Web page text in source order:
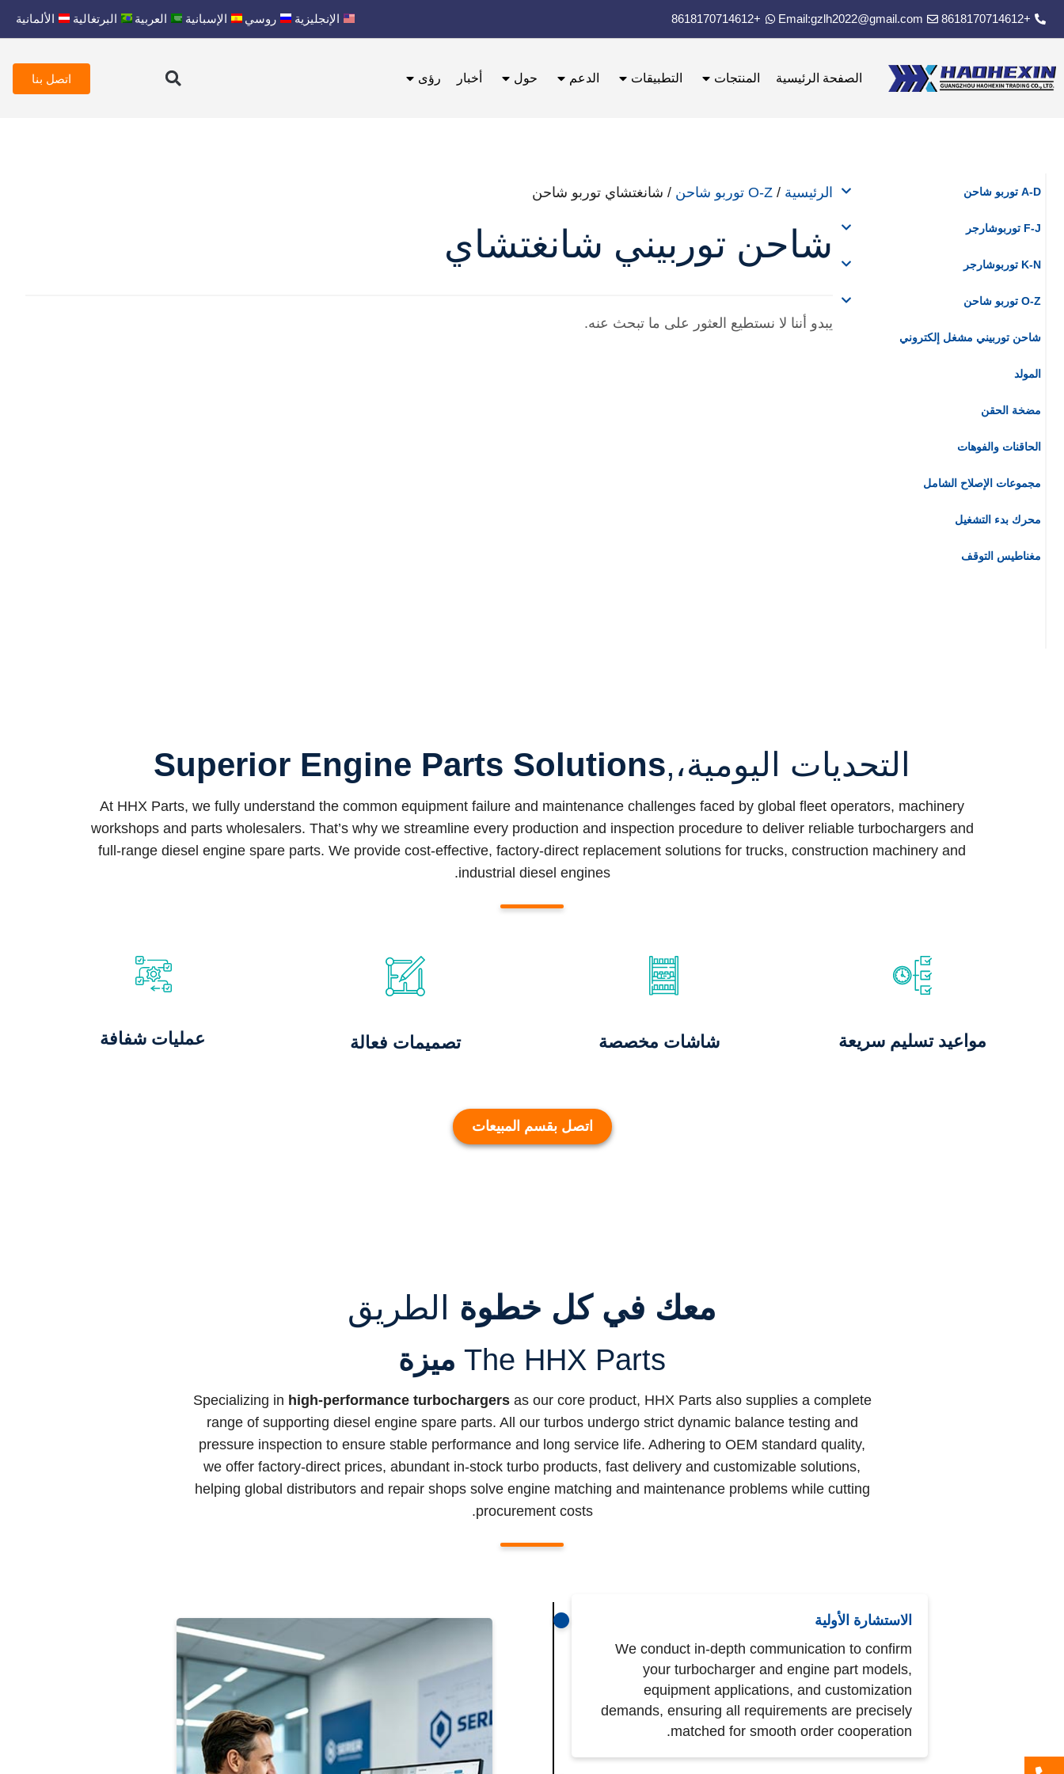
+8618170714612
Email:gzlh2022@gmail.com
+8618170714612 الإنجليزية روسي الإسبانية العربية البرتغالية الألمانية
الصفحة الرئيسية المنتجات التطبيقات الدعم حول أخبار رؤى اتصل بنا
A-D توربو شاحن
F-J توربوشارجر
K-N توربوشارجر
O-Z توربو شاحن
شاحن توربيني مشغل إلكتروني
المولد
مضخة الحقن
الحاقنات والفوهات
مجموعات الإصلاح الشامل
محرك بدء التشغيل
مغناطيس التوقف
الرئيسية / O-Z توربو شاحن / شانغتشاي توربو شاحن
شاحن توربيني شانغتشاي
يبدو أننا لا نستطيع العثور على ما تبحث عنه.
التحديات اليومية،,Superior Engine Parts Solutions
At HHX Parts, we fully understand the common equipment failure and maintenance challenges faced by global fleet operators, machinery
workshops and parts wholesalers. That’s why we streamline every production and inspection procedure to deliver reliable turbochargers and
full-range diesel engine spare parts. We provide cost-effective, factory-direct replacement solutions for trucks, construction machinery and
industrial diesel engines.
مواعيد تسليم سريعة شاشات مخصصة تصميمات فعالة عمليات شفافة
اتصل بقسم المبيعات
معك في كل خطوة الطريق
The HHX Parts ميزة
Specializing in high-performance turbochargersas our core product, HHX Parts also supplies a complete
range of supporting diesel engine spare parts. All our turbos undergo strict dynamic balance testing and
pressure inspection to ensure stable performance and long service life. Adhering to OEM standard quality,
we offer factory-direct prices, abundant in-stock turbo products, fast delivery and customizable solutions,
helping global distributors and repair shops solve engine matching and maintenance problems while cutting
procurement costs.
الاستشارة الأولية
We conduct in-depth communication to confirm
your turbocharger and engine part models,
equipment applications, and customization
demands, ensuring all requirements are precisely
matched for smooth order cooperation.